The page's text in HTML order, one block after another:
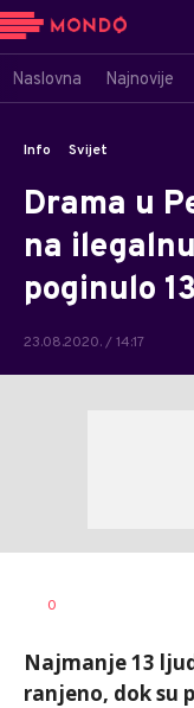
Naslovna Najnovije
Info Svijet
Drama u
na
poginulo
23.08.2020. / 14:17
AUTOR
0
Najmanje 13
ranjeno, dok su